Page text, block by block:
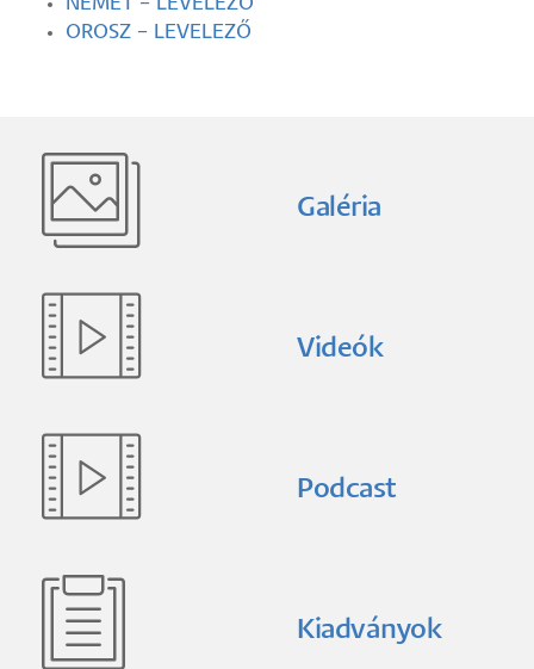
NÉMET – LEVELEZŐ
OROSZ – LEVELEZŐ
Galéria
Videók
Podcast
Kiadványok